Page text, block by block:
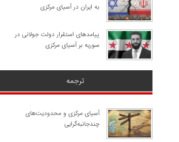
به ایران در آسیای مرکزی
پیامدهای استقرار دولت جولانی در
سوریه بر آسیای مرکزی
ترجمه
آسیای مرکزی و محدودیت‌های
چندجانبه‌گرایی